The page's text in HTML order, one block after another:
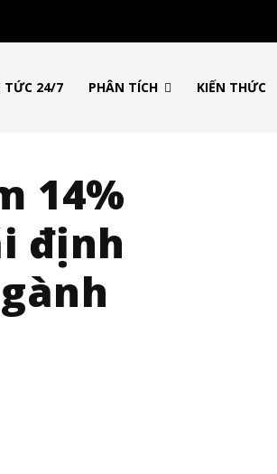
TỨC 24/7 PHÂN TÍCH KIẾN THỨC
14%
định